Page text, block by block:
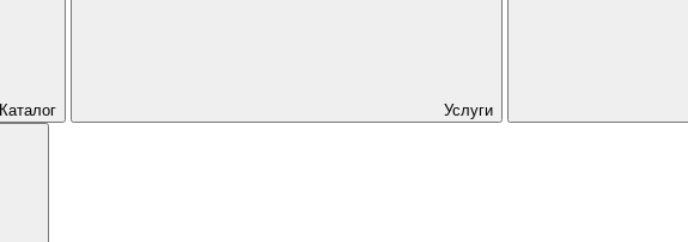
Каталог Услуги